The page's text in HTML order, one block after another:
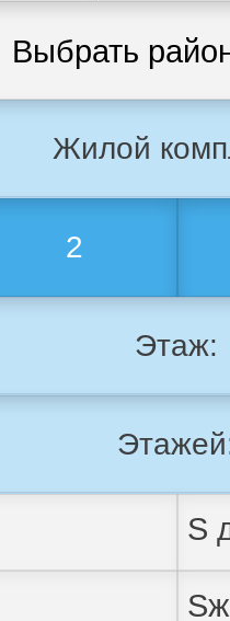
Выбрать
Жилой
2
Этаж: